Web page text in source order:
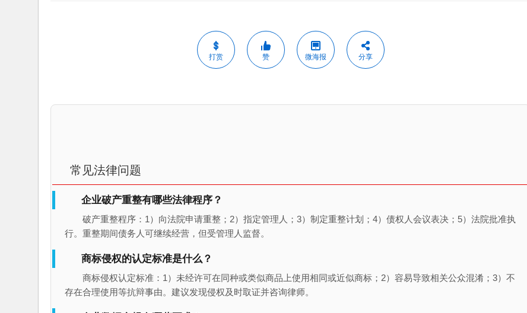
打赏 赞 微海报 分享
常见法律问题
企业破产重整有哪些法律程序？
破产重整程序：1）向法院申请重整；2）指定管理人；3）制定重整计划；4）债权人会议表决；5）法院批准执
行。重整期间债务人可继续经营，但受管理人监督。
商标侵权的认定标准是什么？
商标侵权认定标准：1）未经许可在同种或类似商品上使用相同或近似商标；2）容易导致相关公众混淆；3）不
存在合理使用等抗辩事由。建议发现侵权及时取证并咨询律师。